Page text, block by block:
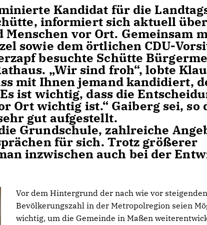
Kandidat für die
informiert sich aktuell
vor Ort. Gemeinsam
sowie dem örtlichen CDU-
besuchte Schütte
„Wir sind froh“, lobte
mit Ihnen jemand kandidiert,
ist wichtig, dass die
Ort wichtig ist.“ Gaiberg sei, so
gut aufgestellt.
Grundschule, zahlreiche
für sich. Trotz größerer
inzwischen auch bei der
Vor dem Hintergrund der nach wie vor steigenden
Bevölkerungszahl in der Metropolregion seien
wichtig, um die Gemeinde in Maßen